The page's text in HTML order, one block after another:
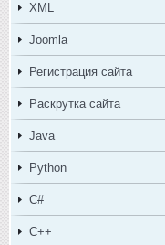
XML
Joomla
Регистрация сайта
Раскрутка сайта
Java
Python
C#
C++